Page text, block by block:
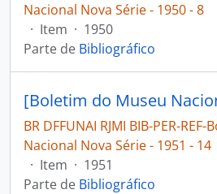
Nacional Nova Série - 1950 - 8
· Item · 1950
Parte de Bibliográfico
BR DFFUNAI RJMI BIB-PER-
Nacional Nova Série - 1951 - 14
· Item · 1951
Parte de Bibliográfico